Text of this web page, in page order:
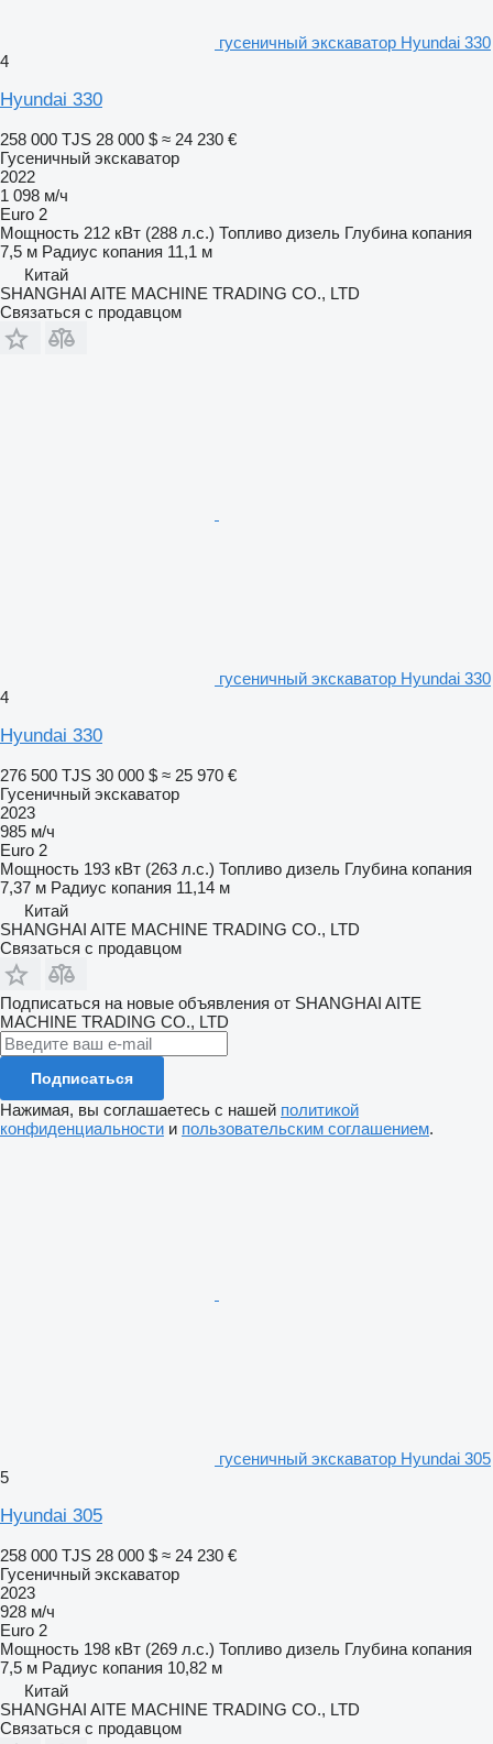
гусеничный экскаватор Hyundai 330
4
Hyundai 330
258 000 TJS 28 000 $ ≈ 24 230 €
Гусеничный экскаватор
2022
1 098 м/ч
Euro 2
Мощность 212 кВт (288 л.с.) Топливо дизель Глубина копания
7,5 м Радиус копания 11,1 м
Китай
SHANGHAI AITE MACHINE TRADING CO., LTD
Связаться с продавцом
гусеничный экскаватор Hyundai 330
4
Hyundai 330
276 500 TJS 30 000 $ ≈ 25 970 €
Гусеничный экскаватор
2023
985 м/ч
Euro 2
Мощность 193 кВт (263 л.с.) Топливо дизель Глубина копания
7,37 м Радиус копания 11,14 м
Китай
SHANGHAI AITE MACHINE TRADING CO., LTD
Связаться с продавцом
Подписаться на новые объявления от SHANGHAI AITE
MACHINE TRADING CO., LTD
Подписаться
Нажимая, вы соглашаетесь с нашей политикой
конфиденциальности и пользовательским соглашением.
гусеничный экскаватор Hyundai 305
5
Hyundai 305
258 000 TJS 28 000 $ ≈ 24 230 €
Гусеничный экскаватор
2023
928 м/ч
Euro 2
Мощность 198 кВт (269 л.с.) Топливо дизель Глубина копания
7,5 м Радиус копания 10,82 м
Китай
SHANGHAI AITE MACHINE TRADING CO., LTD
Связаться с продавцом